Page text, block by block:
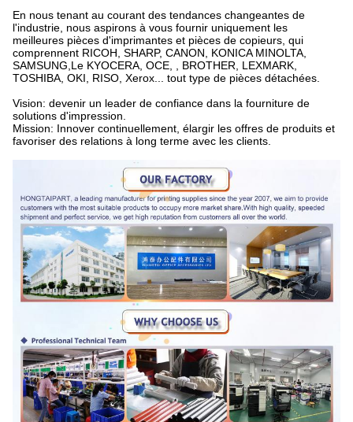
En nous tenant au courant des tendances changeantes de
l'industrie, nous aspirons à vous fournir uniquement les
meilleures pièces d'imprimantes et pièces de copieurs, qui
comprennent RICOH, SHARP, CANON, KONICA MINOLTA,
SAMSUNG,Le KYOCERA, OCE, , BROTHER, LEXMARK,
TOSHIBA, OKI, RISO, Xerox... tout type de pièces détachées.
Vision: devenir un leader de confiance dans la fourniture de
solutions d'impression.
Mission: Innover continuellement, élargir les offres de produits et
favoriser des relations à long terme avec les clients.